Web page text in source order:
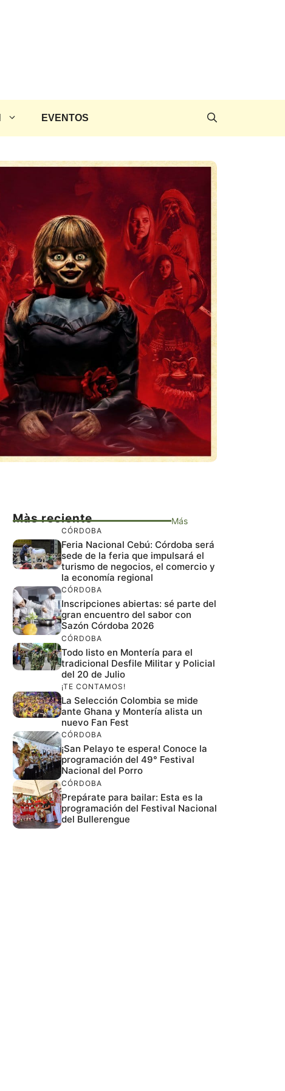
EVENTOS
Màs reciente Más
CÓRDOBA
Feria Nacional Cebú: Córdoba será
sede de la feria que impulsará el
turismo de negocios, el comercio y
la economía regional
CÓRDOBA
Inscripciones abiertas: sé parte del
gran encuentro del sabor con
Sazón Córdoba 2026
CÓRDOBA
Todo listo en Montería para el
tradicional Desfile Militar y Policial
del 20 de Julio
¡TE CONTAMOS!
La Selección Colombia se mide
ante Ghana y Montería alista un
nuevo Fan Fest
CÓRDOBA
¡San Pelayo te espera! Conoce la
programación del 49° Festival
Nacional del Porro
CÓRDOBA
Prepárate para bailar: Esta es la
programación del Festival Nacional
del Bullerengue